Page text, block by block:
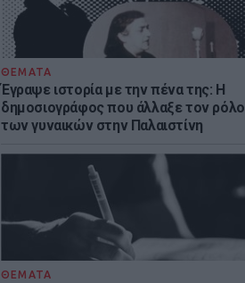
ΘΕΜΑΤΑ
Έγραψε ιστορία με την πένα της: Η
δημοσιογράφος που άλλαξε τον ρόλο
των γυναικών στην Παλαιστίνη
ΘΕΜΑΤΑ